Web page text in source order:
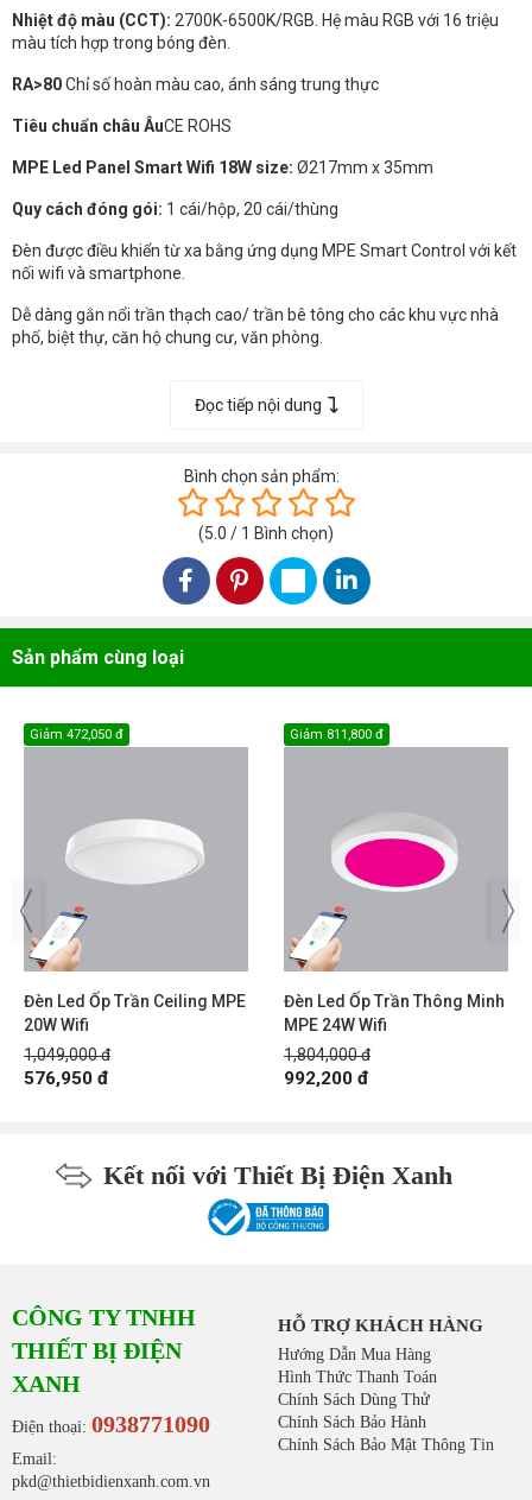
Nhiệt độ màu (CCT): 2700K-6500K/RGB. Hệ màu RGB với 16 triệu
màu tích hợp trong bóng đèn.
RA>80Chỉ số hoàn màu cao, ánh sáng trung thực
Tiêu chuẩn châu ÂuCE ROHS
MPE Led Panel Smart Wifi 18W size: Ø217mm x 35mm
Quy cách đóng gói: 1 cái/hộp, 20 cái/thùng
Đèn được điều khiển từ xa bằng ứng dụng MPE Smart Control với kết
nối wifi và smartphone.
Dễ dàng gắn nổi trần thạch cao/ trần bê tông cho các khu vực nhà
phố, biệt thự, căn hộ chung cư, văn phòng.
Đọc tiếp nội dung
Bình chọn sản phẩm:
(5.0 / 1 Bình chọn)
Sản phẩm cùng loại
Đèn Led Ốp Trần Ceiling MPE
20W Wifi
1,049,000 đ
Giảm 472,050 đ
576,950 đ
Đèn Led Ốp Trần Thông Minh
MPE 24W Wifi
1,804,000 đ
Giảm 811,800 đ
992,200 đ
Kết nối với Thiết Bị Điện Xanh
CÔNG TY TNHH
THIẾT BỊ ĐIỆN
XANH
Điện thoại: 0938771090
Email:
pkd@thietbidienxanh.com.vn
HỖ TRỢ KHÁCH HÀNG
Hướng Dẫn Mua Hàng
Hình Thức Thanh Toán
Chính Sách Dùng Thử
Chính Sách Bảo Hành
Chính Sách Bảo Mật Thông Tin